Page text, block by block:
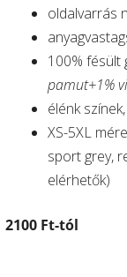
oldalvarrás
100% fésült
pamut+1%
élénk
XS-5XL
sport grey,
elérhetők)
2100 Ft-tól